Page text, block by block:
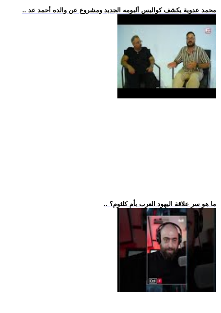
.. محمد عدوية يكشف كواليس ألبومه الجديد ومشروع عن والده أحمد عد
.. ما هو سر علاقة اليهود العرب بأم كلثوم؟